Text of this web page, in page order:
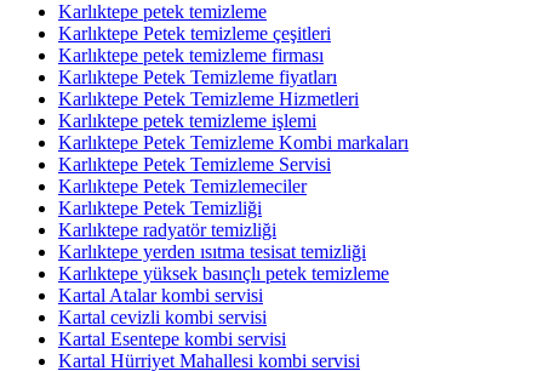
Karlıktepe petek temizleme
Karlıktepe Petek temizleme çeşitleri
Karlıktepe petek temizleme firması
Karlıktepe Petek Temizleme fiyatları
Karlıktepe Petek Temizleme Hizmetleri
Karlıktepe petek temizleme işlemi
Karlıktepe Petek Temizleme Kombi markaları
Karlıktepe Petek Temizleme Servisi
Karlıktepe Petek Temizlemeciler
Karlıktepe Petek Temizliği
Karlıktepe radyatör temizliği
Karlıktepe yerden ısıtma tesisat temizliği
Karlıktepe yüksek basınçlı petek temizleme
Kartal Atalar kombi servisi
Kartal cevizli kombi servisi
Kartal Esentepe kombi servisi
Kartal Hürriyet Mahallesi kombi servisi